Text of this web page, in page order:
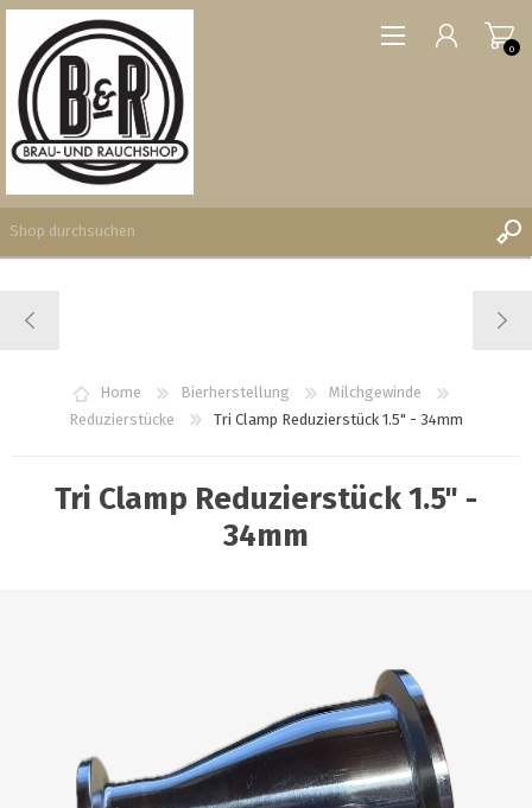
WUNSCHLISTE
0
Home Bierherstellung
Milchgewinde
Reduzierstücke
Tri Clamp Reduzierstück 1.5" - 34mm
Tri Clamp Reduzierstück 1.5" -
34mm